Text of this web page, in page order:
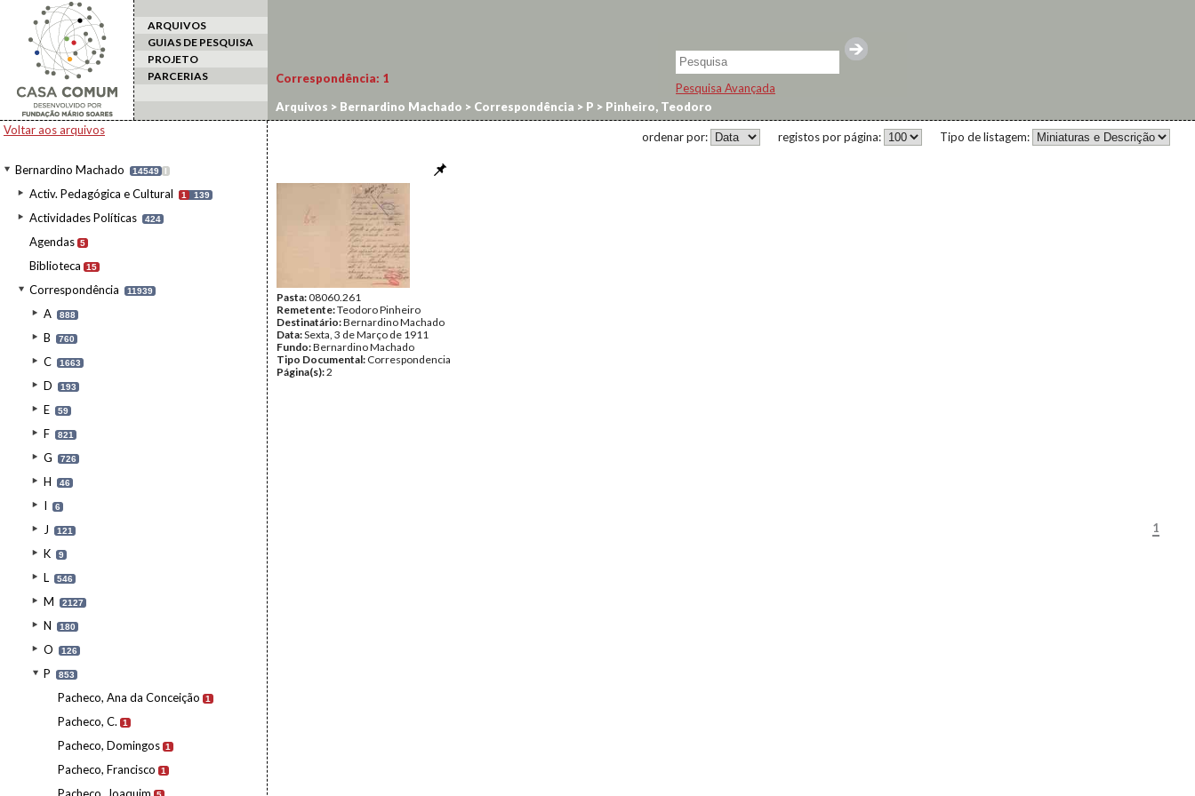
ARQUIVOS
GUIAS DE PESQUISA
PROJETO
PARCERIAS
Pesquisa Avançada
Voltar aos arquivos
Bernardino Machado 14549 I
Activ. Pedagógica e Cultural 1 139
Actividades Políticas 424
Agendas 5
Biblioteca 15
Correspondência 11939
A 888
B 760
C 1663
D 193
E 59
F 821
G 726
H 46
I 6
J 121
K 9
L 546
M 2127
N 180
O 126
P 853
Pacheco, Ana da Conceição 1
Pacheco, C. 1
Pacheco, Domingos 1
Pacheco, Francisco 1
Correspondência: 1
Arquivos > Bernardino Machado > Correspondência > P > Pinheiro, Teodoro
Tipo de listagem:
registos por página:
ordenar por:
Pasta:08060.261
Remetente:Teodoro Pinheiro
Destinatário:Bernardino Machado
Data:Sexta, 3 de Março de 1911
Fundo:Bernardino Machado
Tipo Documental: Correspondencia
Página(s):2
1